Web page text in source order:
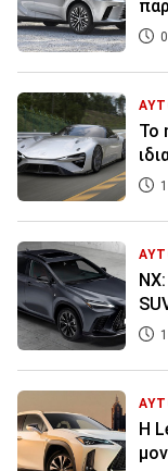
Το
Η